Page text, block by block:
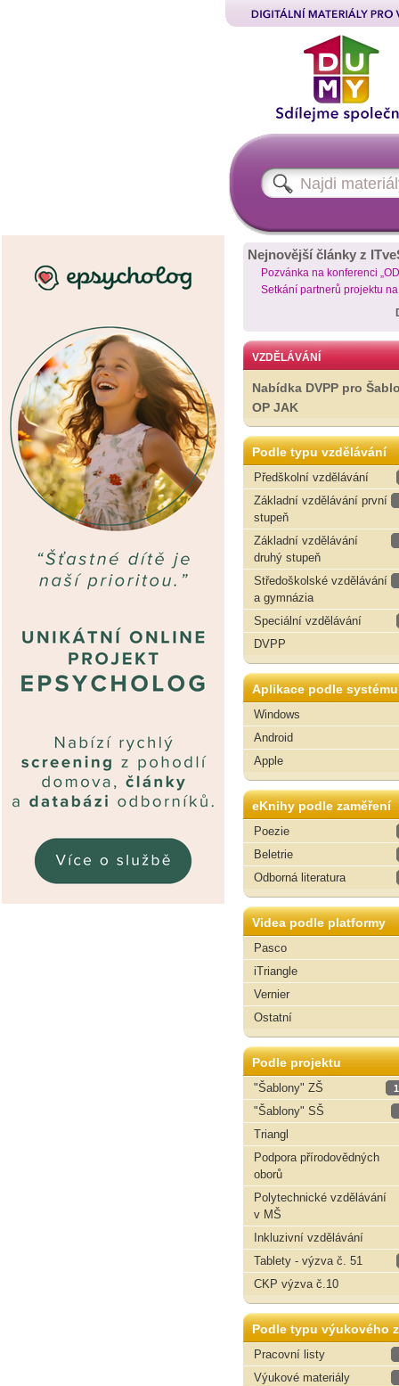
Nejnovější články z
Pozvánka na konferenci
Setkání partnerů projektu
VZDĚLÁVÁNÍ
Nabídka DVPP pro
OP JAK
Podle typu vzdělávání
Předškolní vzdělávání
Základní vzdělávání první
stupeň
Základní vzdělávání
druhý stupeň
Středoškolské vzdělávání
a gymnázia
Speciální vzdělávání
DVPP
Aplikace podle systému
Windows
Android
Apple
eKnihy podle zaměření
Poezie
Beletrie
Odborná literatura
Videa podle platformy
Pasco
iTriangle
Vernier
Ostatní
Podle projektu
"Šablony" ZŠ
"Šablony" SŠ
Triangl
Podpora přírodovědných
oborů
Polytechnické vzdělávání
v MŠ
Inkluzivní vzdělávání
Tablety - výzva č. 51
CKP výzva č.10
Podle typu výukového
Pracovní listy
Výukové materiály